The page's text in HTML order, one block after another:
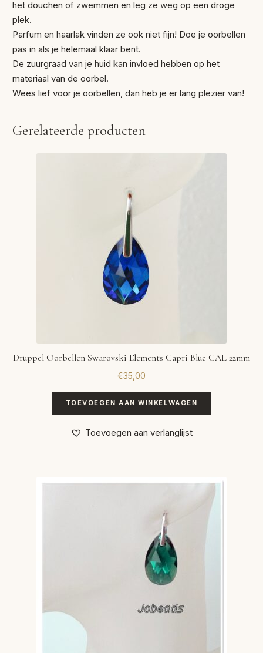
het douchen of zwemmen en leg ze weg op een droge
plek.
Parfum en haarlak vinden ze ook niet fijn! Doe je oorbellen
pas in als je helemaal klaar bent.
De zuurgraad van je huid kan invloed hebben op het
materiaal van de oorbel.
Wees lief voor je oorbellen, dan heb je er lang plezier van!
Gerelateerde producten
Druppel Oorbellen Swarovski Elements Capri Blue CAL 22mm
€35,00
TOEVOEGEN AAN WINKELWAGEN
Toevoegen aan verlanglijst